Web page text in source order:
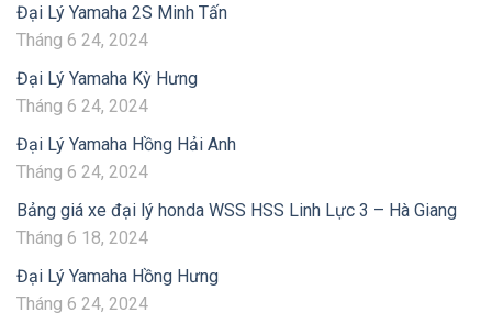
Đại Lý Yamaha 2S Minh Tấn
Tháng 6 24, 2024
Đại Lý Yamaha Kỳ Hưng
Tháng 6 24, 2024
Đại Lý Yamaha Hồng Hải Anh
Tháng 6 24, 2024
Bảng giá xe đại lý honda WSS HSS Linh Lực 3 – Hà Giang
Tháng 6 18, 2024
Đại Lý Yamaha Hồng Hưng
Tháng 6 24, 2024